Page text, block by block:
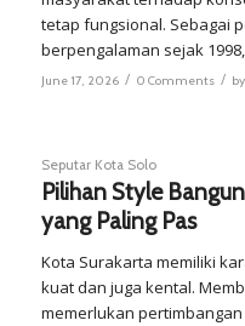
tetap fungsional. Sebagai
berpengalaman sejak
June 17, 2026 / 0 Comments / by
Seputar Kota Solo
Pilihan Style
yang Paling Pas
Kota Surakarta memiliki
kuat dan juga kental.
memerlukan